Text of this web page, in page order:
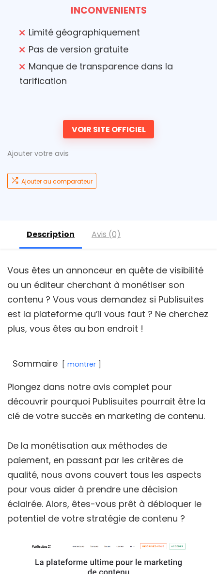
INCONVENIENTS
Limité géographiquement
Pas de version gratuite
Manque de transparence dans la
tarification
VOIR SITE OFFICIEL
Ajouter votre avis
Ajouter au comparateur
Description Avis (0)
Vous êtes un annonceur en quête de visibilité
ou un éditeur cherchant à monétiser son
contenu ? Vous vous demandez si Publisuites
est la plateforme qu’il vous faut ? Ne cherchez
plus, vous êtes au bon endroit !
Sommaire montrer
Plongez dans notre avis complet pour
découvrir pourquoi Publisuites pourrait être la
clé de votre succès en marketing de contenu.
De la monétisation aux méthodes de
paiement, en passant par les critères de
qualité, nous avons couvert tous les aspects
pour vous aider à prendre une décision
éclairée. Alors, êtes-vous prêt à débloquer le
potentiel de votre stratégie de contenu ?